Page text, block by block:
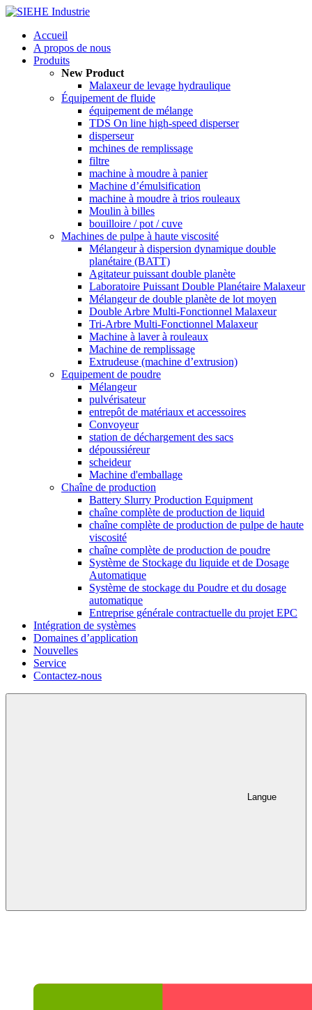
Accueil
A propos de nous
Produits
New Product
Malaxeur de levage hydraulique
Équipement de fluide
équipement de mélange
TDS On line high-speed disperser
disperseur
mchines de remplissage
filtre
machine à moudre à panier
Machine d’émulsification
machine à moudre à trios rouleaux
Moulin à billes
bouilloire / pot / cuve
Machines de pulpe à haute viscosité
Mélangeur à dispersion dynamique double
planétaire (BATT)
Agitateur puissant double planète
Laboratoire Puissant Double Planétaire Malaxeur
Mélangeur de double planète de lot moyen
Double Arbre Multi-Fonctionnel Malaxeur
Tri-Arbre Multi-Fonctionnel Malaxeur
Machine à laver à rouleaux
Machine de remplissage
Extrudeuse (machine d’extrusion)
Equipement de poudre
Mélangeur
pulvérisateur
entrepôt de matériaux et accessoires
Convoyeur
station de déchargement des sacs
dépoussiéreur
scheideur
Machine d'emballage
Chaîne de production
Battery Slurry Production Equipment
chaîne complète de production de liquid
chaîne complète de production de pulpe de haute
viscosité
chaîne complète de production de poudre
Système de Stockage du liquide et de Dosage
Automatique
Système de stockage du Poudre et du dosage
automatique
Entreprise générale contractuelle du projet EPC
Intégration de systèmes
Domaines d’application
Nouvelles
Service
Contactez-nous
Langue